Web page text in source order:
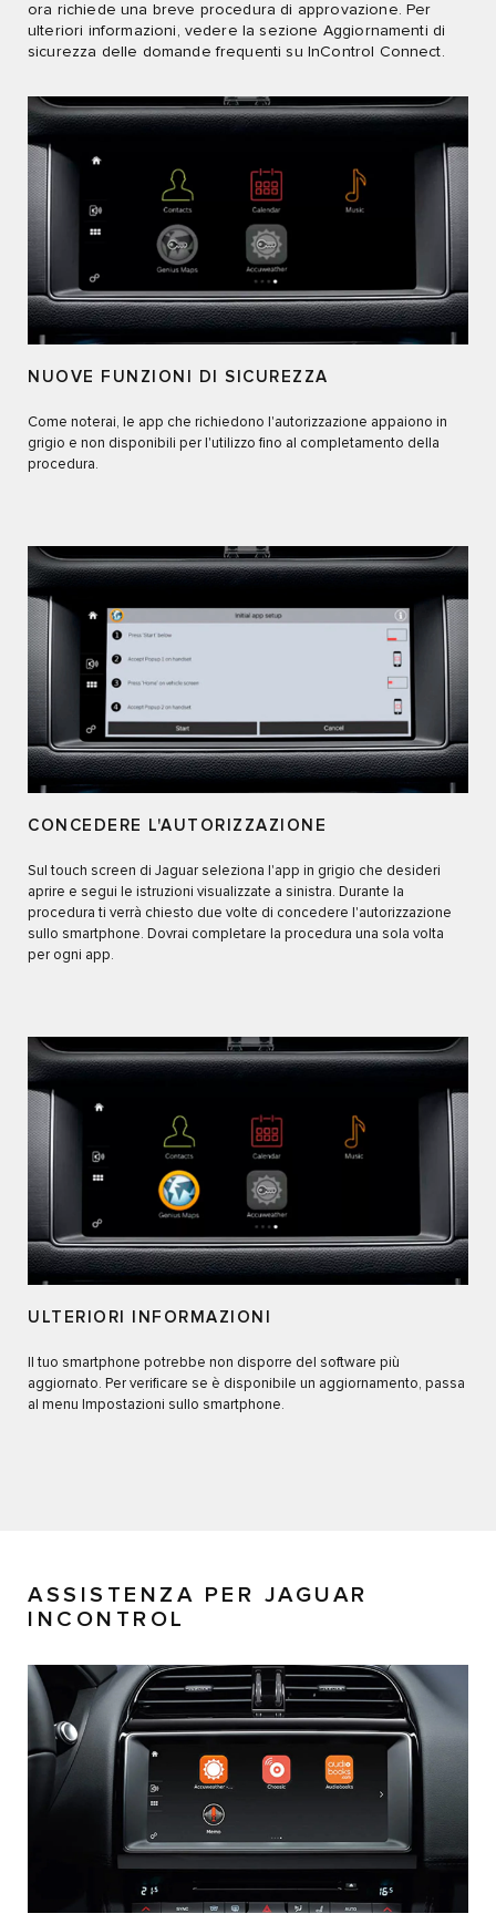
ora richiede una breve procedura di approvazione. Per
ulteriori informazioni, vedere la sezione Aggiornamenti di
sicurezza delle domande frequenti su InControl Connect.
NUOVE FUNZIONI DI SICUREZZA
Come noterai, le app che richiedono l'autorizzazione appaiono in
grigio e non disponibili per l'utilizzo fino al completamento della
procedura.
CONCEDERE L'AUTORIZZAZIONE
Sul touch screen di Jaguar seleziona l'app in grigio che desideri
aprire e segui le istruzioni visualizzate a sinistra. Durante la
procedura ti verrà chiesto due volte di concedere l'autorizzazione
sullo smartphone. Dovrai completare la procedura una sola volta
per ogni app.
ULTERIORI INFORMAZIONI
Il tuo smartphone potrebbe non disporre del software più
aggiornato. Per verificare se è disponibile un aggiornamento, passa
al menu Impostazioni sullo smartphone.
ASSISTENZA PER JAGUAR
INCONTROL